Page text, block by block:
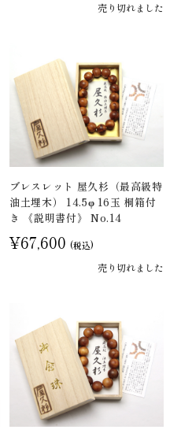
売り切れました
ブレスレット 屋久杉（最高級特
油土埋木） 14.5φ 16玉 桐箱付
き 《説明書付》 No.14
¥67,600 (税込)
売り切れました